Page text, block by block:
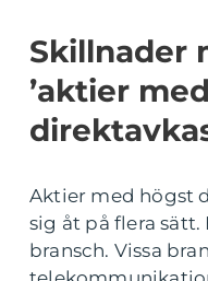
Skillnader
’aktier
Aktier med högst
sig åt på flera
bransch. Vissa